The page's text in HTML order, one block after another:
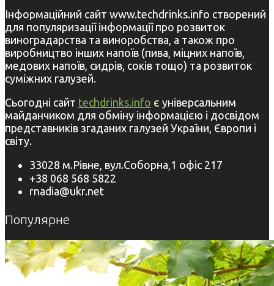
Інформаційний сайт www.techdrinks.info створений
для популяризації інформації про розвиток
виноградарства та виноробства, а також про
виробництво інших напоїв (пива, міцних напоїв,
медових напоїв, сидрів, соків тощо) та розвиток
суміжних галузей.
Сьогодні сайт techdrinks.info є універсальним
майданчиком для обміну інформацією і досвідом
представників згаданих галузей України, Європи і
світу.
33028 м.Рівне, вул.Соборна,1 офіс 217
+38 068 568 5822
rnadia@ukr.net
Популярне